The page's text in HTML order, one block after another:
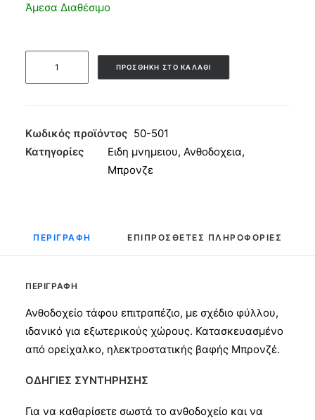
Άμεσα Διαθέσιμο
30x15
ποσότητα
ΠΡΟΣΘΉΚΗ ΣΤΟ ΚΑΛΆΘΙ
Κωδικός προϊόντος 50-501
Κατηγορίες
Ειδη μνημειου, Ανθοδοχεια,
Μπρονζε
ΠΕΡΙΓΡΑΦΉ ΕΠΙΠΡΌΣΘΕΤΕΣ ΠΛΗΡΟΦΟΡΊΕΣ
ΠΕΡΙΓΡΑΦΉ
Ανθοδοχείο τάφου επιτραπέζιο, με σχέδιο φύλλου,
ιδανικό για εξωτερικούς χώρους. Κατασκευασμένο
από ορείχαλκο, ηλεκτροστατικής βαφής Μπρονζέ.
ΟΔΗΓΙΕΣ ΣΥΝΤΗΡΗΣΗΣ
Για να καθαρίσετε σωστά το ανθοδοχείο και να